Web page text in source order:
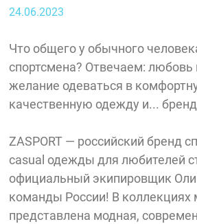
24.06.2023
Что общего у обычного
спортсмена? Отвечаем: любовь
желание одеваться в
качественную одежду и... бренд
ZASPORT — российский бренд
casual одежды для любителей
официальный экипировщик
команды России! В коллекциях
представлена модная,